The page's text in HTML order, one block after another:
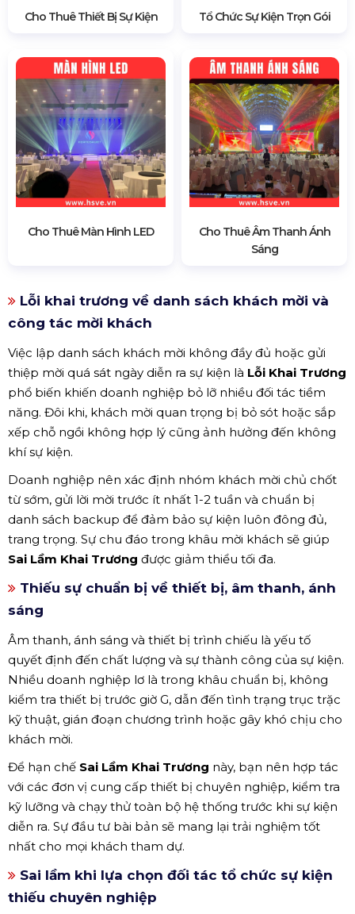
Cho Thuê Thiết Bị Sự Kiện Tổ Chức Sự Kiện Trọn Gói
Cho Thuê Màn Hình LED
Cho Thuê Âm Thanh Ánh
Sáng
Lỗi khai trương về danh sách khách mời và
công tác mời khách
Việc lập danh sách khách mời không đầy đủ hoặc gửi
thiệp mời quá sát ngày diễn ra sự kiện là Lỗi Khai Trương
phổ biến khiến doanh nghiệp bỏ lỡ nhiều đối tác tiềm
năng. Đôi khi, khách mời quan trọng bị bỏ sót hoặc sắp
xếp chỗ ngồi không hợp lý cũng ảnh hưởng đến không
khí sự kiện.
Doanh nghiệp nên xác định nhóm khách mời chủ chốt
từ sớm, gửi lời mời trước ít nhất 1-2 tuần và chuẩn bị
danh sách backup để đảm bảo sự kiện luôn đông đủ,
trang trọng. Sự chu đáo trong khâu mời khách sẽ giúp
Sai Lầm Khai Trương được giảm thiểu tối đa.
Thiếu sự chuẩn bị về thiết bị, âm thanh, ánh
sáng
Âm thanh, ánh sáng và thiết bị trình chiếu là yếu tố
quyết định đến chất lượng và sự thành công của sự kiện.
Nhiều doanh nghiệp lơ là trong khâu chuẩn bị, không
kiểm tra thiết bị trước giờ G, dẫn đến tình trạng trục trặc
kỹ thuật, gián đoạn chương trình hoặc gây khó chịu cho
khách mời.
Để hạn chế Sai Lầm Khai Trương này, bạn nên hợp tác
với các đơn vị cung cấp thiết bị chuyên nghiệp, kiểm tra
kỹ lưỡng và chạy thử toàn bộ hệ thống trước khi sự kiện
diễn ra. Sự đầu tư bài bản sẽ mang lại trải nghiệm tốt
nhất cho mọi khách tham dự.
Sai lầm khi lựa chọn đối tác tổ chức sự kiện
thiếu chuyên nghiệp